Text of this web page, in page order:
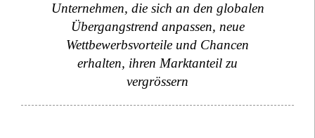
Unternehmen, die sich an den globalen
Übergangstrend anpassen, neue
Wettbewerbsvorteile und Chancen
erhalten, ihren Marktanteil zu
vergrössern